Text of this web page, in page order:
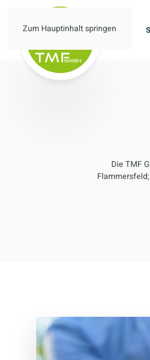
Zum Hauptinhalt springen
Die TMF